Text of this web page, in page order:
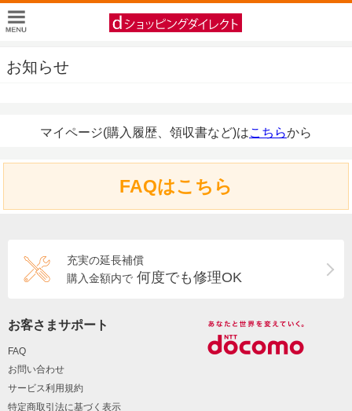
お知らせ
マイページ(購入履歴、領収書など)はこちらから
FAQはこちら
充実の延長補償
購入金額内で 何度でも修理OK
お客さまサポート
FAQ
お問い合わせ
サービス利用規約
特定商取引法に基づく表示